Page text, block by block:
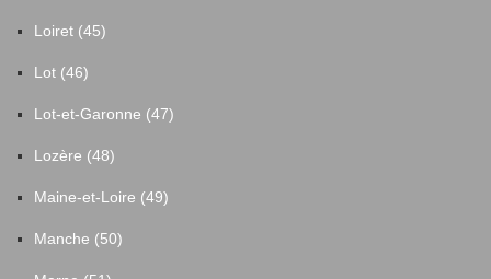
Loiret (45)
Lot (46)
Lot-et-Garonne (47)
Lozère (48)
Maine-et-Loire (49)
Manche (50)